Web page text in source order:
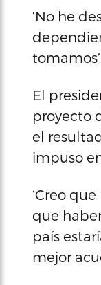
‘No he
El
proyecto
el
impuso
‘Creo
que
país
mejor